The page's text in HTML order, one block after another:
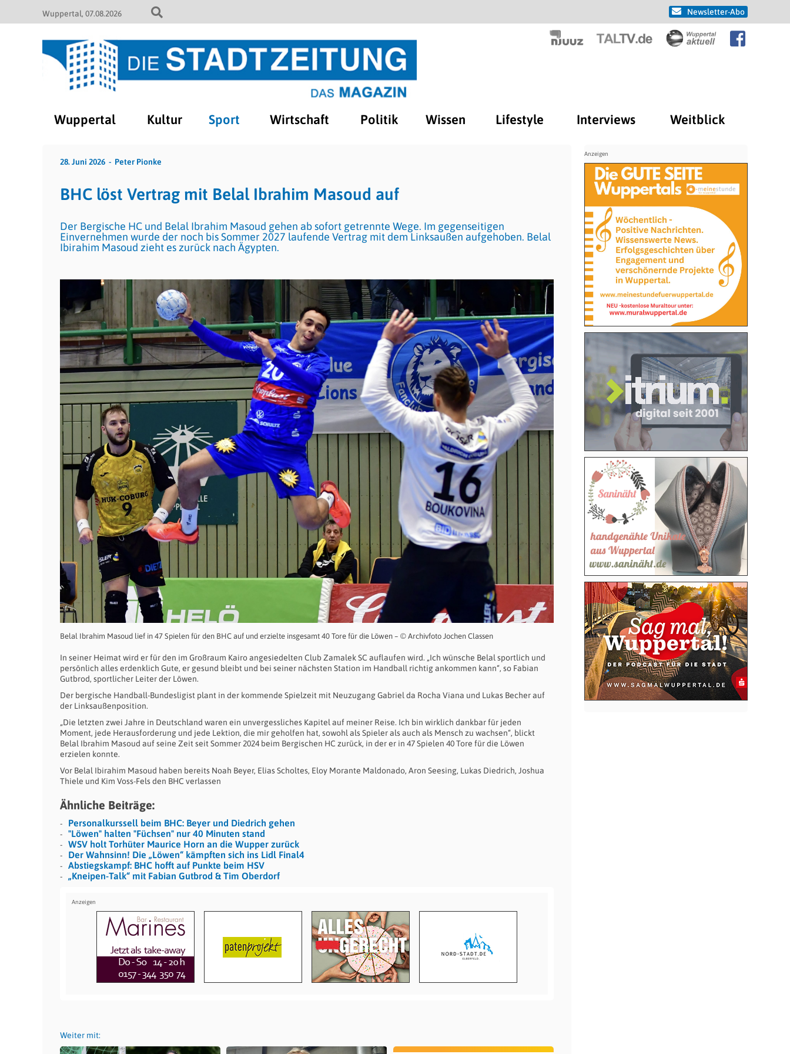
Wuppertal 07.08.2026 Newsletter-Abo
Wuppertal Kultur Sport Wirtschaft Politik Wissen Lifestyle Interviews Weitblick
28. Juni 2026 Peter Pionke
BHC löst Vertrag mit Belal Ibrahim Masoud auf
Der Bergische HC und Belal Ibrahim Masoud gehen ab sofort getrennte Wege. Im gegenseitigen
Einvernehmen wurde der noch bis Sommer 2027 laufende Vertrag mit dem Linksaußen aufgehoben. Belal
Ibirahim Masoud zieht es zurück nach Ägypten.
Belal Ibrahim Masoud lief in 47 Spielen für den BHC auf und erzielte insgesamt 40 Tore für die Löwen – © Archivfoto Jochen Classen
In seiner Heimat wird er für den im Großraum Kairo angesiedelten Club Zamalek SC auflaufen wird. „Ich wünsche Belal sportlich und
persönlich alles erdenklich Gute, er gesund bleibt und bei seiner nächsten Station im Handball richtig ankommen kann“, so Fabian
Gutbrod, sportlicher Leiter der Löwen.
Der bergische Handball-Bundesligist plant in der kommende Spielzeit mit Neuzugang Gabriel da Rocha Viana und Lukas Becher auf
der Linksaußenposition.
„Die letzten zwei Jahre in Deutschland waren ein unvergessliches Kapitel auf meiner Reise. Ich bin wirklich dankbar für jeden
Moment, jede Herausforderung und jede Lektion, die mir geholfen hat, sowohl als Spieler als auch als Mensch zu wachsen“, blickt
Belal Ibrahim Masoud auf seine Zeit seit Sommer 2024 beim Bergischen HC zurück, in der er in 47 Spielen 40 Tore für die Löwen
erzielen konnte.
Vor Belal Ibirahim Masoud haben bereits Noah Beyer, Elias Scholtes, Eloy Morante Maldonado, Aron Seesing, Lukas Diedrich, Joshua
Thiele und Kim Voss-Fels den BHC verlassen
Ähnliche Beiträge:
Personalkurssell beim BHC: Beyer und Diedrich gehen
"Löwen" halten "Füchsen" nur 40 Minuten stand
WSV holt Torhüter Maurice Horn an die Wupper zurück
Der Wahnsinn! Die „Löwen“ kämpften sich ins Lidl Final4
Abstiegskampf: BHC hofft auf Punkte beim HSV
„Kneipen-Talk“ mit Fabian Gutbrod & Tim Oberdorf
Weiter mit: